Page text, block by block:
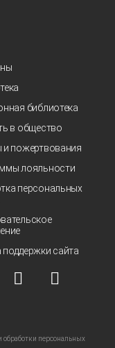
библиотека
в общество
и пожертвования
лояльности
персональных
сайта
персональных